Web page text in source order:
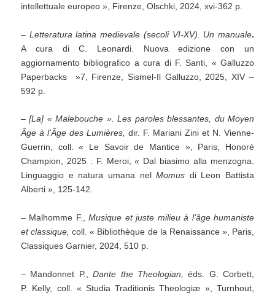
intellettuale europeo », Firenze, Olschki, 2024, xvi-362 p.
– Letteratura latina medievale (secoli VI-XV). Un manuale.
A cura di C. Leonardi. Nuova edizione con un
aggiornamento bibliografico a cura di F. Santi, « Galluzzo
Paperbacks »7, Firenze, Sismel-Il Galluzzo, 2025, XIV –
592 p.
–[La] « Malebouche ». Les paroles blessantes, du Moyen
Âge à l’Âge des Lumières, dir. F. Mariani Zini et N. Vienne-
Guerrin, coll. « Le Savoir de Mantice », Paris, Honoré
Champion, 2025 : F. Meroi, « Dal biasimo alla menzogna.
Linguaggio e natura umana nelMomus di Leon Battista
Alberti », 125-142.
– Malhomme F.,Musique et juste milieu à l’âge humaniste
et classique, coll. « Bibliothèque de la Renaissance », Paris,
Classiques Garnier, 2024, 510 p.
– Mandonnet P.,Dante the Theologian,
éds. G. Corbett,
P. Kelly, coll. « Studia Traditionis Theologiæ », Turnhout,